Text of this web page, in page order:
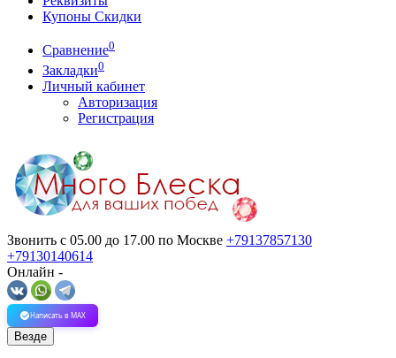
Купоны Скидки
Сравнение0
Закладки0
Личный кабинет
Авторизация
Регистрация
Звонить с 05.00 до 17.00 по Москве +79137857130
+79130140614
Онлайн -
Написать в MAX
Везде